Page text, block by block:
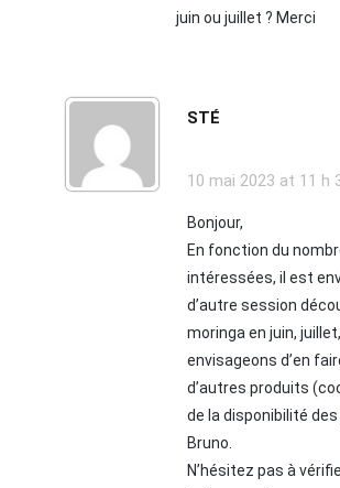
juin ou juillet ? Merci
STÉ
10 mai 2023 at 11 h
Bonjour,
En fonction du
intéressées, il est
d’autre session
moringa en juin,
envisageons d’en
d’autres produits
de la disponibilité
Bruno.
N’hésitez pas à